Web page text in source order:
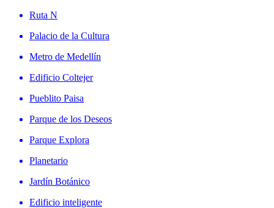
Ruta N
Palacio de la Cultura
Metro de Medellín
Edificio Coltejer
Pueblito Paisa
Parque de los Deseos
Parque Explora
Planetario
Jardín Botánico
Edificio inteligente